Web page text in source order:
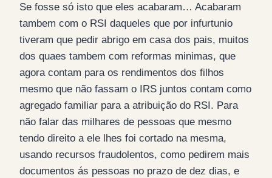
Se fosse só isto que eles acabaram… Acabaram
tambem com o RSI daqueles que por infurtunio
tiveram que pedir abrigo em casa dos pais, muitos
dos quaes tambem com reformas minimas, que
agora contam para os rendimentos dos filhos
mesmo que não fassam o IRS juntos contam como
agregado familiar para a atribuição do RSI. Para
não falar das milhares de pessoas que mesmo
tendo direito a ele lhes foi cortado na mesma,
usando recursos fraudolentos, como pedirem mais
documentos ás pessoas no prazo de dez dias, e